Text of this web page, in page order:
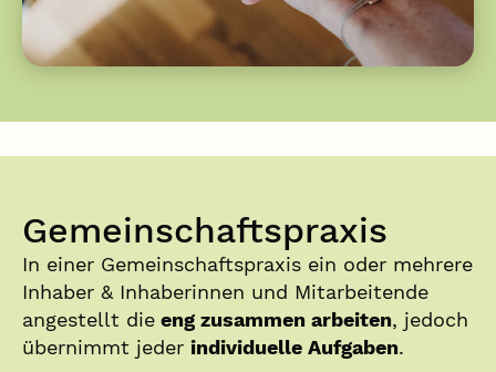
Gemeinschaftspraxis
In einer Gemeinschaftspraxis ein oder mehrere
Inhaber & Inhaberinnen und Mitarbeitende
angestellt die eng zusammen arbeiten, jedoch
übernimmt jeder individuelle Aufgaben.